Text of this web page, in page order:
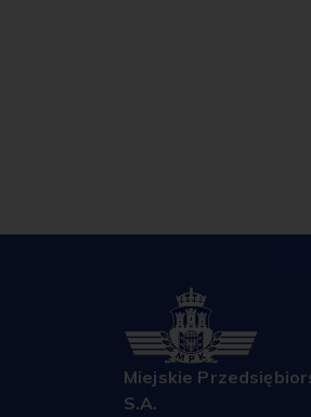
Miejskie
S.A.